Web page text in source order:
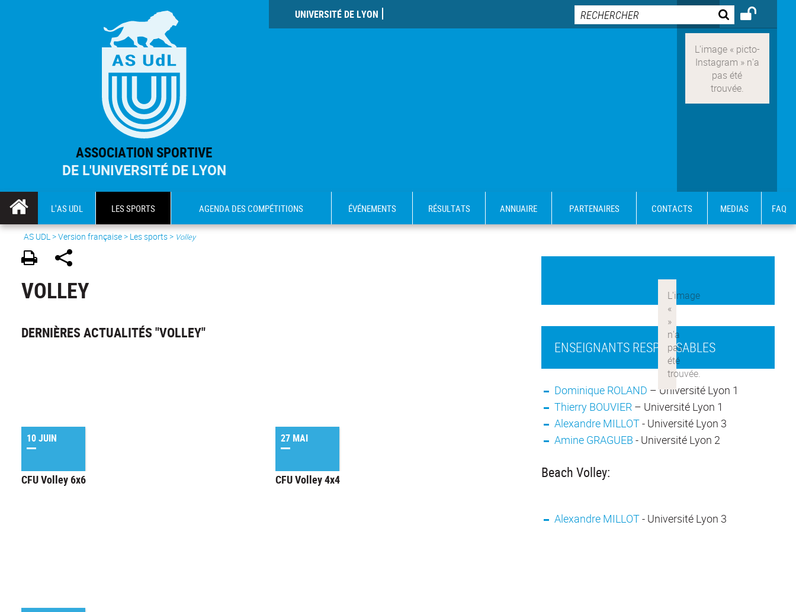
ASSOCIATION SPORTIVE
DE L'UNIVERSITÉ DE LYON
UNIVERSITÉ DE LYON
L'AS UDL LES SPORTS AGENDA DES COMPÉTITIONS ÉVÉNEMENTS RÉSULTATS ANNUAIRE PARTENAIRES CONTACTS MEDIAS FAQ
AS UDL>Version française> Les sports > Volley
VOLLEY
DERNIÈRES ACTUALITÉS "VOLLEY"
10 JUIN
CFU Volley 6x6
27 MAI
CFU Volley 4x4
ENSEIGNANTS RESPONSABLES
Dominique ROLAND – Université Lyon 1
Thierry BOUVIER – Université Lyon 1
Alexandre MILLOT- Université Lyon 3
Amine GRAGUEB - Université Lyon 2
Beach Volley:
Alexandre MILLOT- Université Lyon 3